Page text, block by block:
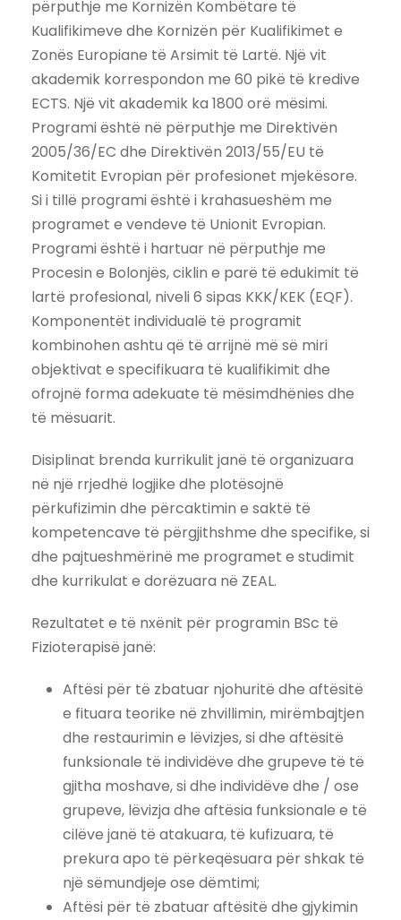
përputhje me Kornizën Kombëtare të
Kualifikimeve dhe Kornizën për Kualifikimet e
Zonës Europiane të Arsimit të Lartë. Një vit
akademik korrespondon me 60 pikë të kredive
ECTS. Një vit akademik ka 1800 orë mësimi.
Programi është në përputhje me Direktivën
2005/36/EC dhe Direktivën 2013/55/EU të
Komitetit Evropian për profesionet mjekësore.
Si i tillë programi është i krahasueshëm me
programet e vendeve të Unionit Evropian.
Programi është i hartuar në përputhje me
Procesin e Bolonjës, ciklin e parë të edukimit të
lartë profesional, niveli 6 sipas KKK/KEK (EQF).
Komponentët individualë të programit
kombinohen ashtu që të arrijnë më së miri
objektivat e specifikuara të kualifikimit dhe
ofrojnë forma adekuate të mësimdhënies dhe
të mësuarit.
Disiplinat brenda kurrikulit janë të organizuara
në një rrjedhë logjike dhe plotësojnë
përkufizimin dhe përcaktimin e saktë të
kompetencave të përgjithshme dhe specifike, si
dhe pajtueshmërinë me programet e studimit
dhe kurrikulat e dorëzuara në ZEAL.
Rezultatet e të nxënit për programin BSc të
Fizioterapisë janë:
Aftësi për të zbatuar njohuritë dhe aftësitë
e fituara teorike në zhvillimin, mirëmbajtjen
dhe restaurimin e lëvizjes, si dhe aftësitë
funksionale të individëve dhe grupeve të të
gjitha moshave, si dhe individëve dhe / ose
grupeve, lëvizja dhe aftësia funksionale e të
cilëve janë të atakuara, të kufizuara, të
prekura apo të përkeqësuara për shkak të
një sëmundjeje ose dëmtimi;
Aftësi për të zbatuar aftësitë dhe gjykimin